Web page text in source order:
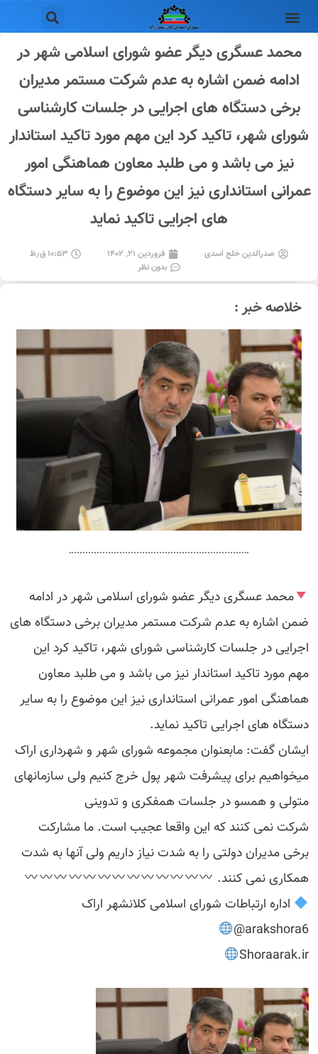
محمد عسگری دیگر عضو شورای اسلامی شهر در
ادامه ضمن اشاره به عدم شرکت مستمر مدیران
برخی دستگاه های اجرایی در جلسات کارشناسی
شورای شهر، تاکید کرد این مهم مورد تاکید استاندار
نیز می باشد و می طلبد معاون هماهنگی امور
عمرانی استانداری نیز این موضوع را به سایر دستگاه
های اجرایی تاکید نماید
صدرالدین خلج اسدی فروردین ۲۱, ۱۴۰۲
۱۰:۵۳ ق٫ظ
بدون نظر
خلاصه خبر :
محمد عسگری دیگر عضو شورای اسلامی شهر در ادامه
ضمن اشاره به عدم شرکت مستمر مدیران برخی دستگاه های
اجرایی در جلسات کارشناسی شورای شهر، تاکید کرد این
مهم مورد تاکید استاندار نیز می باشد و می طلبد معاون
هماهنگی امور عمرانی استانداری نیز این موضوع را به سایر
دستگاه های اجرایی تاکید نماید.
ایشان گفت: مابعنوان مجموعه شورای شهر و شهرداری اراک
میخواهیم برای پیشرفت شهر پول خرج کنیم ولی سازمانهای
متولی و همسو در جلسات همفکری و تدوینی
شرکت نمی کنند که این واقعا عجیب است. ما مشارکت
برخی مدیران دولتی را به شدت نیاز داریم ولی آنها به شدت
همکاری نمی کنند.
اداره ارتباطات شورای اسلامی کلانشهر اراک
arakshora6@
Shoraarak.ir